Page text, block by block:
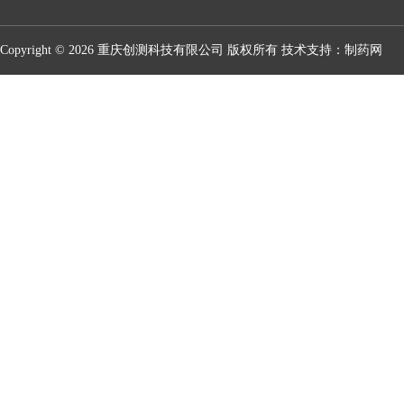
Copyright © 2026 重庆创测科技有限公司 版权所有 技术支持： 制药网